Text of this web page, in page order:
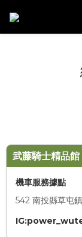
武藤騎士精品館
機車服務據點
542 南投縣草屯